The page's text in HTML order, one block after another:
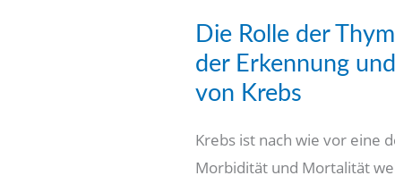
Die Rolle der
der Erkennung
von Krebs
Krebs ist nach wie vor eine
Morbidität und Mortalität
Die
Rolle
der
Thymidinkinase
Bei
und
von